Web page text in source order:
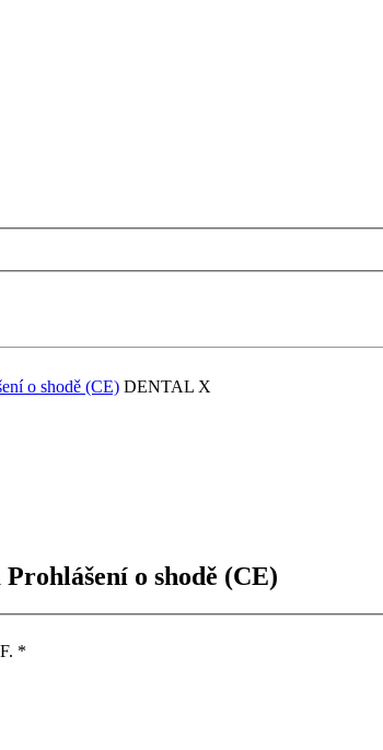
o shodě (CE) DENTAL X
o shodě (CE)
*